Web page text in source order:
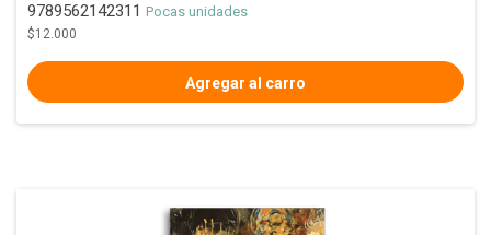
9789562142311 Pocas unidades
$12.000